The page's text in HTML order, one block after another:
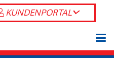
KUNDENPORTAL